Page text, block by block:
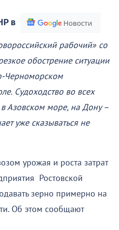
в
рабочий» со
обострение ситуации
Черноморском
Судоходство во всех
Азовском море, на Дону –
уже сказываться не
урожая и роста затрат
Ростовской
зерно примерно на
Об этом сообщают